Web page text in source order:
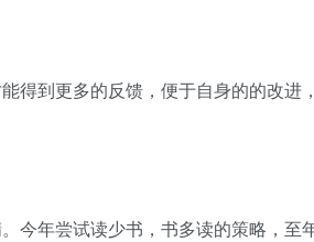
得到更多的反馈，便于自身的的改进
今年尝试读少书，书多读的策略，至